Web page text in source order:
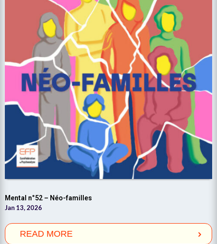
Mental n°52 – Néo-familles
Jan 13, 2026
READ MORE